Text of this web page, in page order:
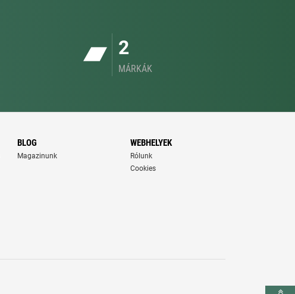
2
MÁRKÁK
BLOG
Magazinunk
WEBHELYEK
Rólunk
Cookies